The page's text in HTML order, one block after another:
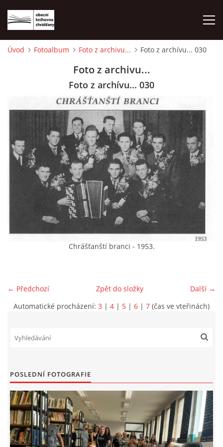
VÝPŮJČNÍ DOBA
KONTAKTY
ON-LINE KATALOG
WEBOVÁ KAMERA
"KNIHOBUDKY"
ČASOSBĚRY - CHRÁŠŤANY
E-KNIHY DO KAŽDÉ KNIHOVNY
GRANTY A DOTACE
Úvod Fotoalbum Foto z archivu... Foto z archívu... 030
Foto z archivu...
Foto z archívu... 030
Chrášťanští branci - 1953.
← Předchozí Další →
Zpět do složky
Automatické procházení: 3 | 4 | 5 | 6 | 7 (čas ve vteřinách)
POSLEDNÍ FOTOGRAFIE